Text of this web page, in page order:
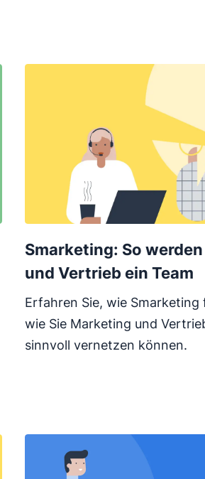
Smarketing: So
und Vertrieb ein Team
Erfahren Sie, wie
wie Sie Marketing und
sinnvoll vernetzen können.